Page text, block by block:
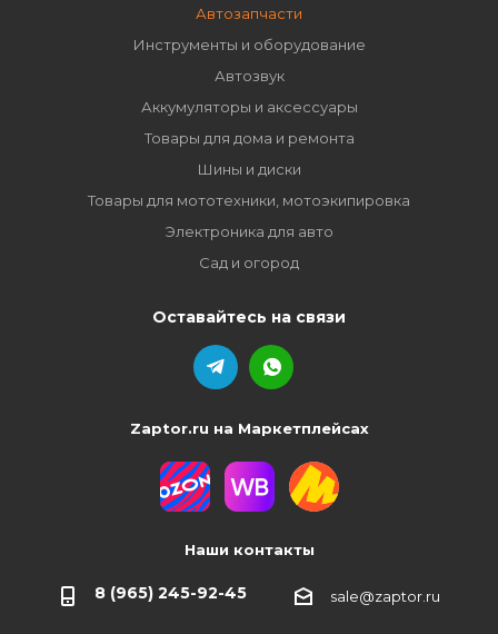
Автозапчасти
Инструменты и оборудование
Автозвук
Аккумуляторы и аксессуары
Товары для дома и ремонта
Шины и диски
Товары для мототехники, мотоэкипировка
Электроника для авто
Сад и огород
Оставайтесь на связи
Zaptor.ru на Маркетплейсах
Наши контакты
8 (965) 245-92-45 sale@zaptor.ru